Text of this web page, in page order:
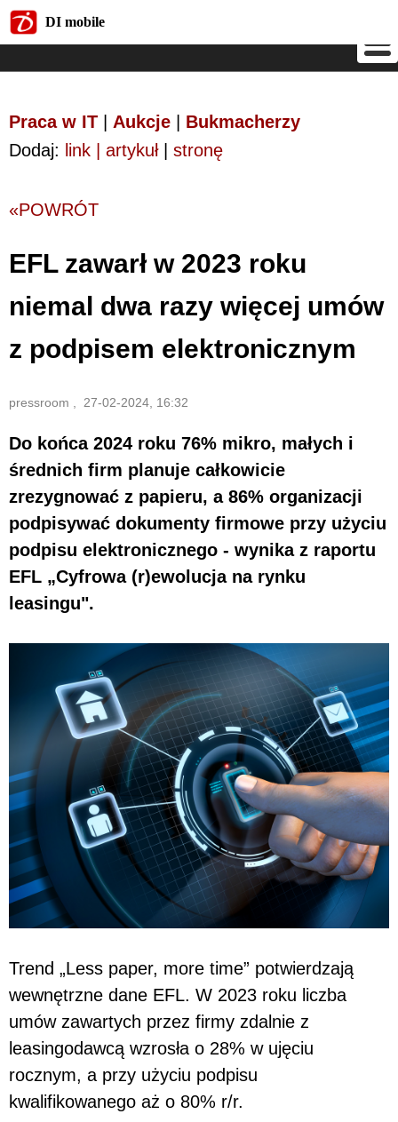
DI mobile
Praca w IT Aukcje
Bukmacherzy
Dodaj: link | artykuł| stronę
«POWRÓT
EFL zawarł w 2023 roku
niemal dwa razy więcej umów
z podpisem elektronicznym
pressroom , 27-02-2024, 16:32
Do końca 2024 roku 76% mikro, małych i
średnich firm planuje całkowicie
zrezygnować z papieru, a 86% organizacji
podpisywać dokumenty firmowe przy użyciu
podpisu elektronicznego - wynika z raportu
EFL „Cyfrowa (r)ewolucja na rynku
leasingu".
Trend „Less paper, more time” potwierdzają
wewnętrzne dane EFL. W 2023 roku liczba
umów zawartych przez firmy zdalnie z
leasingodawcą wzrosła o 28% w ujęciu
rocznym, a przy użyciu podpisu
kwalifikowanego aż o 80% r/r.
DI mobile